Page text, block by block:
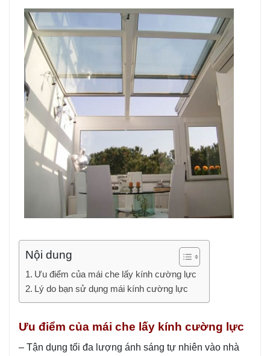
Nội dung
Ưu điểm của mái che lấy kính cường lực
Lý do bạn sử dụng mái kính cường lực
Ưu điểm của mái che lấy kính cường lực
– Tận dụng tối đa lượng ánh sáng tự nhiên vào nhà